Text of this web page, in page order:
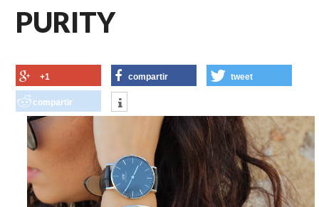
PURITY
+1 compartir tweet
compartir